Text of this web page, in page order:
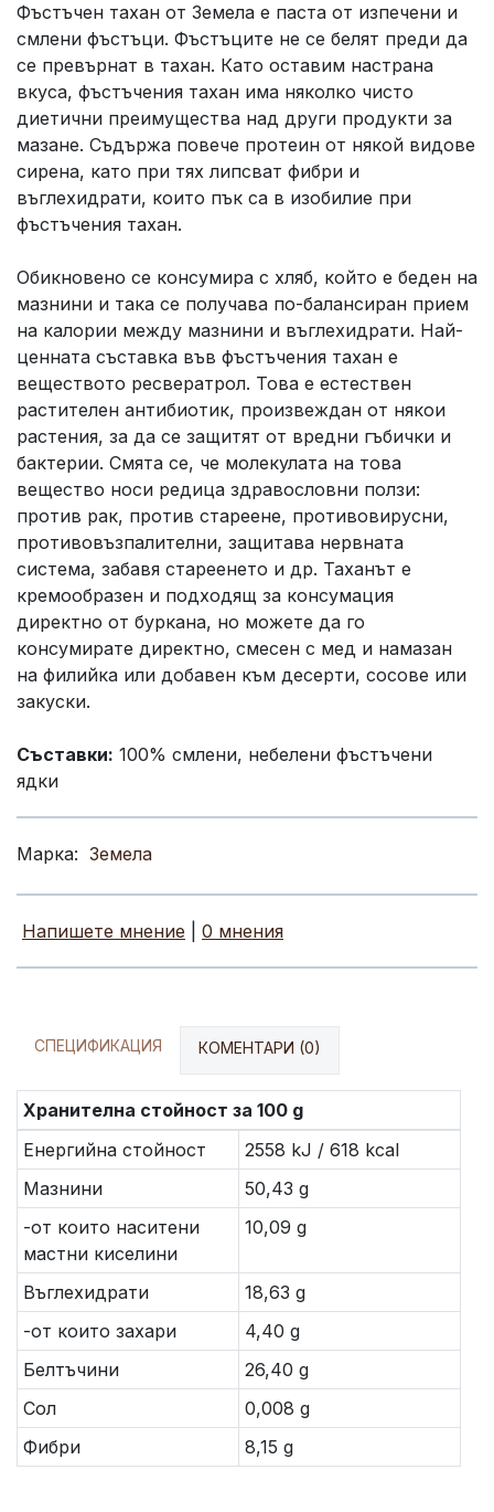
Фъстъчен тахан от Земела е паста от изпечени и
смлени фъстъци. Фъстъците не се белят преди да
се превърнат в тахан. Като оставим настрана
вкуса, фъстъчения тахан има няколко чисто
диетични преимущества над други продукти за
мазане. Съдържа повече протеин от някой видове
сирена, като при тях липсват фибри и
въглехидрати, които пък са в изобилие при
фъстъчения тахан.
Обикновено се консумира с хляб, който е беден на
мазнини и така се получава по-балансиран прием
на калории между мазнини и въглехидрати. Най-
ценната съставка във фъстъчения тахан е
веществото ресвератрол. Това е естествен
растителен антибиотик, произвеждан от някои
растения, за да се защитят от вредни гъбички и
бактерии. Смята се, че молекулата на това
вещество носи редица здравословни ползи:
против рак, против стареене, противовирусни,
противовъзпалителни, защитава нервната
система, забавя стареенето и др. Таханът е
кремообразен и подходящ за консумация
директно от буркана, но можете да го
консумирате директно, смесен с мед и намазан
на филийка или добавен към десерти, сосове или
закуски.
Съставки: 100% смлени, небелени фъстъчени
ядки
Марка: Земела
Напишете мнение 0 мнения
СПЕЦИФИКАЦИЯ КОМЕНТАРИ (0)
Хранителна стойност за 100 g
Енергийна стойност
2558 kJ / 618 kcal
Мазнини
50,43 g
-от които наситени
мастни киселини
10,09 g
Въглехидрати
18,63 g
-от които захари
4,40 g
Белтъчини
26,40 g
Сол
0,008 g
Фибри
8,15 g